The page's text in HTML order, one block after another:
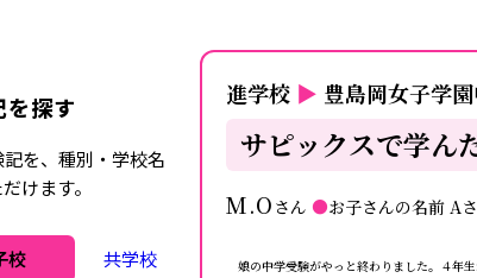
を探す
を、種別・学校名
けます。
校
共学校
進学校 ▶ 豊島岡女子学
サピックスで学ん
M.O さん ●お子さんの名前 A
娘の中学受験がやっと終わりました。４年